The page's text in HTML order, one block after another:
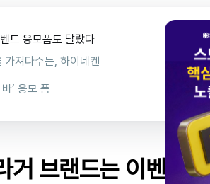
트 응모폼도 달랐다
져다주는, 하이네켄
축구 팬분들께 재미를 주고 싶었어요”
, 그중 절반 이상이 행사에 응모해 주셨어요”
’ 응모 폼
보여준 결과 페이지
브랜드는 이벤트